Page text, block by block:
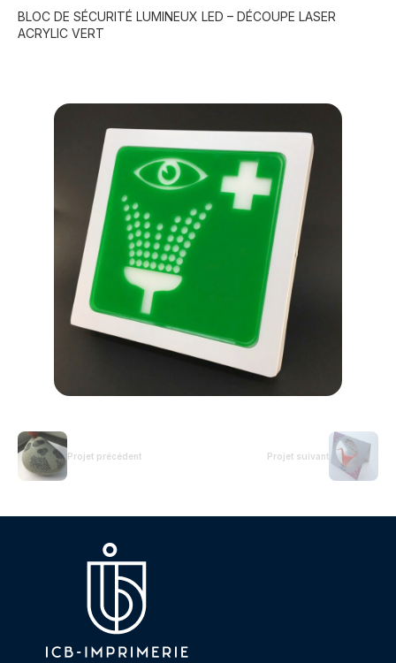
BLOC DE SÉCURITÉ LUMINEUX LED – DÉCOUPE LASER
ACRYLIC VERT
Projet précédent Projet suivant